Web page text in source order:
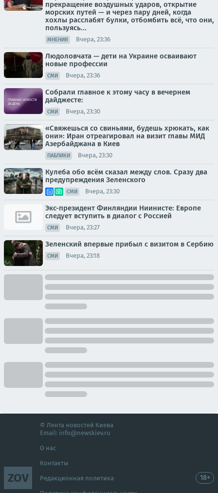
прекращение воздушных ударов, открытие
морских путей — и через пару дней, когда
хохлы расслабят булки, отбомбить всё, что они,
пользуясь...
МНЕНИЯ Вчера, 23:36
Людоловчата — дети на Украине осваивают
новые профессии
СМИ Вчера, 23:36
Собрали главное к этому часу в вечернем
дайджесте:
СМИ Вчера, 23:30
«Свяжешься со свиньями, будешь хрюкать, как
они»: Иран отреагировал на визит главы МИД
Азербайджана в Киев
ПАБЛИКИ Вчера, 23:30
Кулеба обо всём сказал между слов. Сразу два
предупреждения Зеленского
СМИ Вчера, 23:30
Экс-президент Финляндии Ниинисте: Европе
следует вступить в диалог с Россией
СМИ Вчера, 23:27
Зеленский впервые прибыл с визитом в Сербию
СМИ Вчера, 23:18
ZOV
© Лента новостей Киева
Email: info@newskiev.ru
О нас
Контакты
Редакционная политика 18+